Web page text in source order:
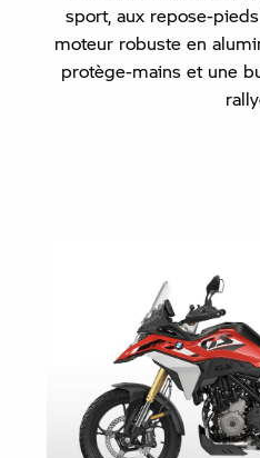
sport, aux repose-
moteur robuste en
protège-mains et une